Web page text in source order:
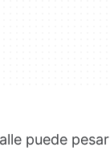
puede pesar